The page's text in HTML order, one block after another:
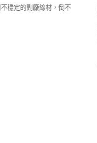
穩定的副廠線材，倒不